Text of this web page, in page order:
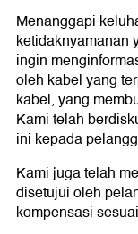
Menanggapi
ketidaknyamanan
ingin
oleh kabel yang
kabel, yang
Kami telah
ini kepada
Kami juga telah
disetujui oleh
kompensasi